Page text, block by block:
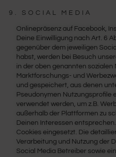
9. SOCIAL MEDIA
Onlinepräsenz auf Facebook,
Deine Einwilligung nach Art. 6
gegenüber dem jeweiligen
habst, werden bei Besuch
in der oben genannten sozialen
Marktforschungs- und
und gespeichert, aus denen
Pseudonymen Nutzungsprofile
verwendet werden, um z.B.
außerhalb der Plattformen zu
Deinen Interessen
Cookies eingesetzt. Die
Verarbeitung und Nutzung der
Social Media Betreiber sowie